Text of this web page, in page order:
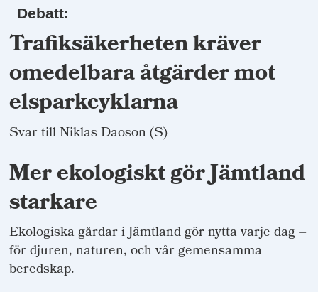
Debatt:
Trafiksäkerheten kräver
omedelbara åtgärder mot
elsparkcyklarna
Svar till Niklas Daoson (S)
Mer ekologiskt gör Jämtland
starkare
Ekologiska gårdar i Jämtland gör nytta varje dag –
för djuren, naturen, och vår gemensamma
beredskap.